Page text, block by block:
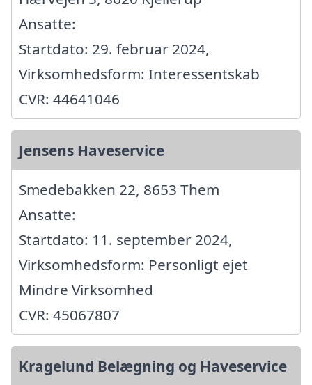
Ansatte:
Startdato: 29. februar 2024,
Virksomhedsform: Interessentskab
CVR: 44641046
Jensens Haveservice
Smedebakken 22, 8653 Them
Ansatte:
Startdato: 11. september 2024,
Virksomhedsform: Personligt ejet
Mindre Virksomhed
CVR: 45067807
Kragelund Belægning og Haveservice